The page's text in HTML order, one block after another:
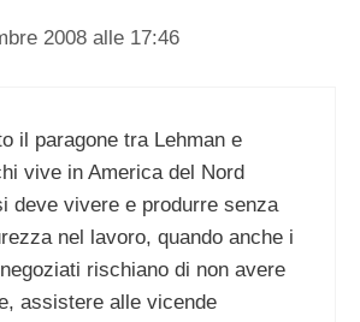
2008 alle 17:46
il paragone tra Lehman e
vive in America del Nord
deve vivere e produrre senza
nel lavoro, quando anche i
rischiano di non avere
assistere alle vicende